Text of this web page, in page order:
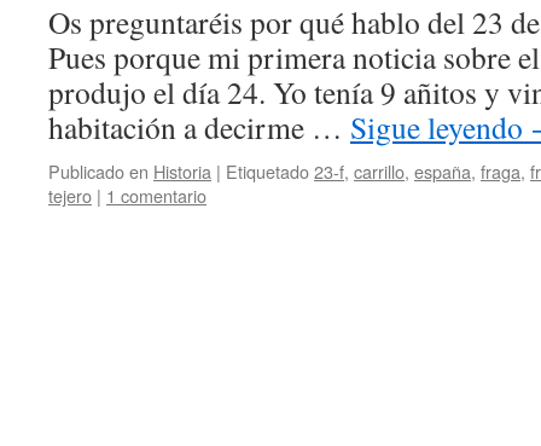
Os preguntaréis por qué hablo del 23
Pues porque mi primera noticia sobre
produjo el día 24. Yo tenía 9 añitos y
habitación a decirme … Sigue leyendo
Publicado en Historia | Etiquetado23-f, carrillo, españa, fraga,
tejero | 1 comentario